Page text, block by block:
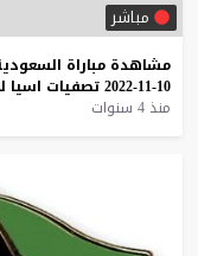
مباشر
مشاهدة مباراة
10-11-2022
تصفيات اسيا
منذ 4 سنوات